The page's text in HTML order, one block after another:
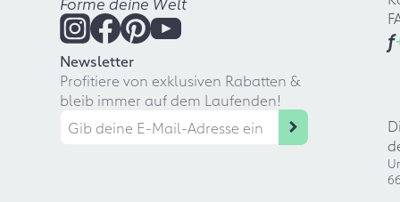
Newsletter
Profitiere von exklusiven Rabatten &
bleib immer auf dem Laufenden!
f